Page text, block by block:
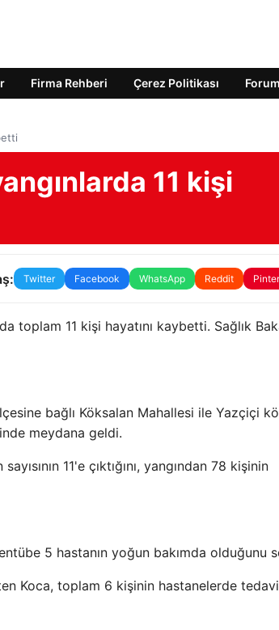
Firma Rehberi Çerez Politikası Forum
11 kişi
Twitter Facebook WhatsApp Reddit
toplam 11 kişi hayatını kaybetti. Sağlık
bağlı Köksalan Mahallesi ile Yazçiçi
meydana geldi.
11'e çıktığını, yangından 78 kişinin
5 hastanın yoğun bakımda olduğunu
Koca, toplam 6 kişinin hastanelerde